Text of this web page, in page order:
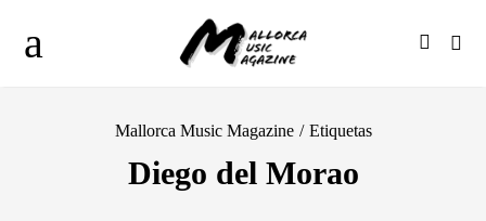
Mallorca Music Magazine / Etiquetas
Diego del Morao